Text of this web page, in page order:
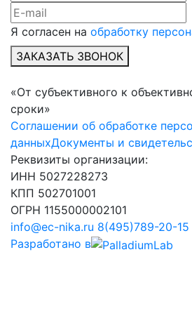
Я согласен на обработку
ЗАКАЗАТЬ ЗВОНОК
Реквизиты организации:
ИНН 5027228273
КПП 502701001
ОГРН 1155000002101
«От субъективного к
сроки»
Соглашении об обработке
данныхДокументы и
info@ec-nika.ru 8(495)789-20-15
Разработано в